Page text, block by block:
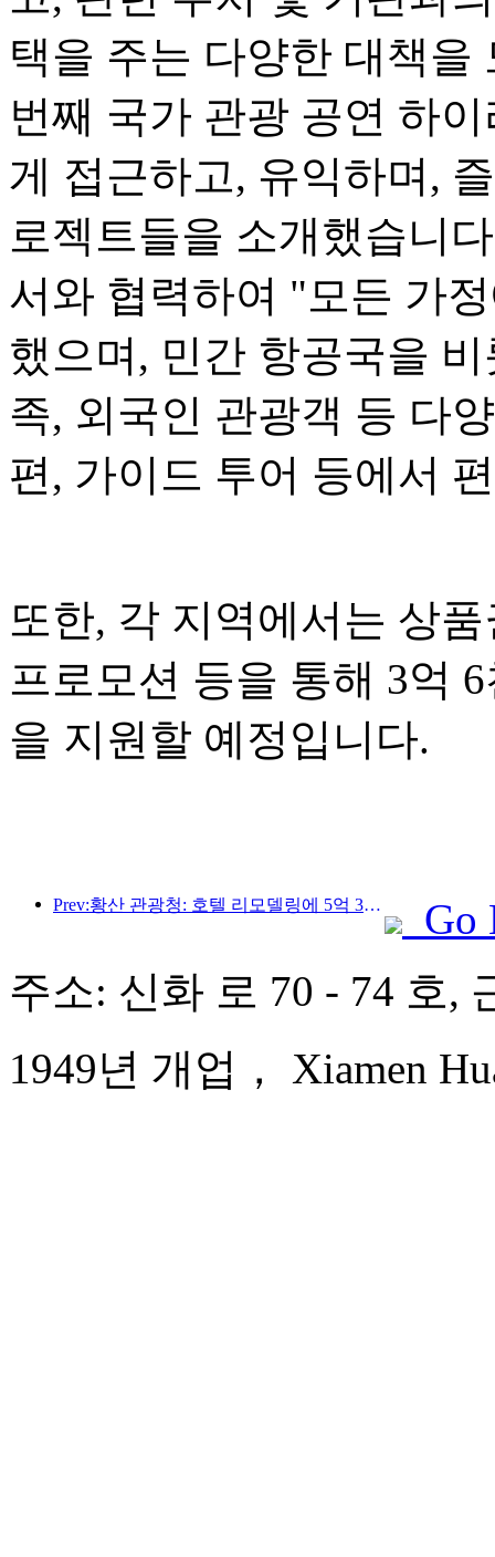
택을 주는 다양한 대책을
번째 국가 관광 공연 하
게 접근하고, 유익하며,
로젝트들을 소개했습니
서와 협력하여 "모든 가
했으며, 민간 항공국을
족, 외국인 관광객 등 다
편, 가이드 투어 등에서
또한, 각 지역에서는 상
프로모션 등을 통해 3억
을 지원할 예정입니다.
Prev:황산 관광청: 호텔 리모델링에 5억 3천만 위안 투자 계획
Go
주소: 신화 로 70 - 74 호,
1949년 개업， Xiamen